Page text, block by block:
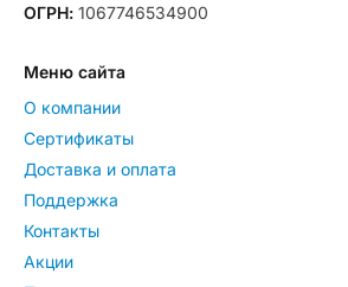
ОГРН: 1067746534900
Меню сайта
О компании
Сертификаты
Доставка и оплата
Поддержка
Контакты
Акции